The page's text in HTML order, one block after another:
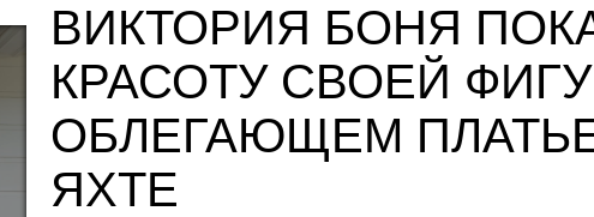
ВИКТОРИЯ БОНЯ
КРАСОТУ СВОЕЙ
ОБЛЕГАЮЩЕМ
ЯХТЕ